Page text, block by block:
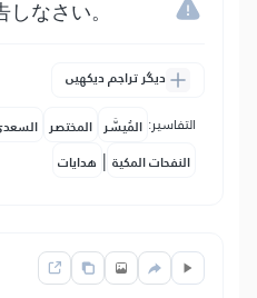
なさい。
دیگر تراجم دیکھیں
التفاسير: المُيسَّر المختصر
النفحات المكية | هدايات